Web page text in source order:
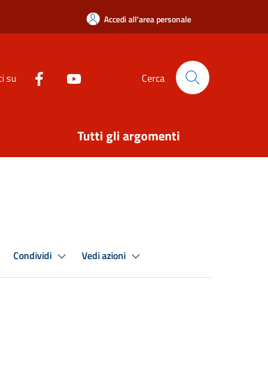
Accedi all'area personale
su Cerca
Tutti gli argomenti
Condividi Vedi azioni